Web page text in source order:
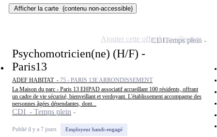
Afficher la carte (contenu non-accessible)
Psychomotricien(ne) (H/F) -
Paris13
ADEF HABITAT - 75 - PARIS 13E ARRONDISSEMENT
La Maison du parc - Paris 13 EHPAD associatif accueillant 100 résidents, offrant
un cadre de vie sécurisé, bienveillant et verdoyant. L'établissement accompagne des
personnes âgées dépendantes, dont...
CDI - Temps plein
Publié il y a 7 jours Employeur handi-engagé
CDITemps plein
Ajouter cette offre à ma sélection